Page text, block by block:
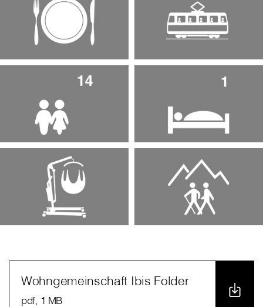
Wohngemeinschaft Ibis Folder
pdf, 1 MB